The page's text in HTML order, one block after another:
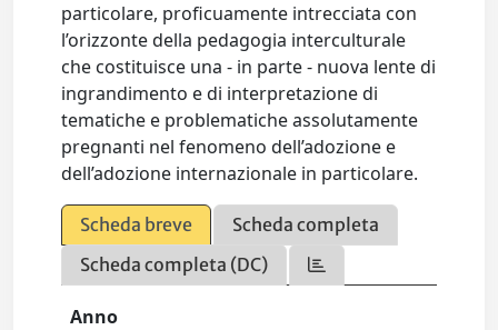
particolare, proficuamente intrecciata con
l’orizzonte della pedagogia interculturale
che costituisce una - in parte - nuova lente di
ingrandimento e di interpretazione di
tematiche e problematiche assolutamente
pregnanti nel fenomeno dell’adozione e
dell’adozione internazionale in particolare.
Scheda breve
Scheda completa
Scheda completa (DC)
Anno